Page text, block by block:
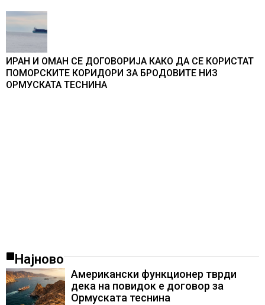
ИРАН И ОМАН СЕ ДОГОВОРИЈА КАКО ДА СЕ КОРИСТАТ
ПОМОРСКИТЕ КОРИДОРИ ЗА БРОДОВИТЕ НИЗ
ОРМУСКАТА ТЕСНИНА
Најново
Американски функционер тврди
дека на повидок е договор за
Ормуската теснина